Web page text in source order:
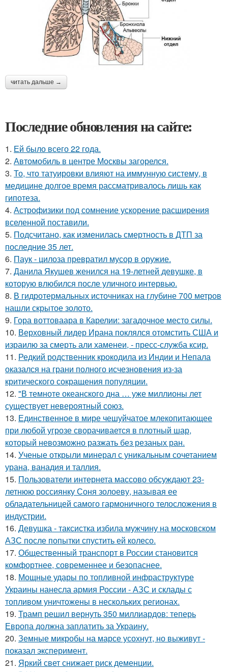
читать дальше →
Последние обновления на сайте:
1. Ей было всего 22 года.
2. Автомобиль в центре Москвы загорелся.
3. То, что татуировки влияют на иммунную систему, в
медицине долгое время рассматривалось лишь как
гипотеза.
4. Астрофизики под сомнение ускорение расширения
вселенной поставили.
5. Подсчитано, как изменилась смертность в ДТП за
последние 35 лет.
6. Паук - цилоза превратил мусор в оружие.
7. Данила Якушев женился на 19-летней девушке, в
которую влюбился после уличного интервью.
8. В гидротермальных источниках на глубине 700 метров
нашли скрытое золото.
9. Гора воттоваара в Карелии: загадочное место силы.
10. Верховный лидер Ирана поклялся отомстить США и
израилю за смерть али хаменеи, - пресс-служба ксир.
11. Редкий родственник крокодила из Индии и Непала
оказался на грани полного исчезновения из-за
критического сокращения популяции.
12. "В темноте океанского дна … уже миллионы лет
существует невероятный союз.
13. Единственное в мире чешуйчатое млекопитающее
при любой угрозе сворачивается в плотный шар,
который невозможно разжать без резаных ран.
14. Ученые открыли минерал с уникальным сочетанием
урана, ванадия и таллия.
15. Пользователи интернета массово обсуждают 23-
летнюю россиянку Соня золоеву, называя ее
обладательницей самого гармоничного телосложения в
индустрии.
16. Девушка - таксистка избила мужчину на московском
АЗС после попытки спустить ей колесо.
17. Общественный транспорт в России становится
комфортнее, современнее и безопаснее.
18. Мощные удары по топливной инфраструктуре
Украины нанесла армия России - АЗС и склады с
топливом уничтожены в нескольких регионах.
19. Трамп решил вернуть 350 миллиардов: теперь
Европа должна заплатить за Украину.
20. Земные микробы на марсе усохнут, но выживут -
показал эксперимент.
21. Яркий свет снижает риск деменции.